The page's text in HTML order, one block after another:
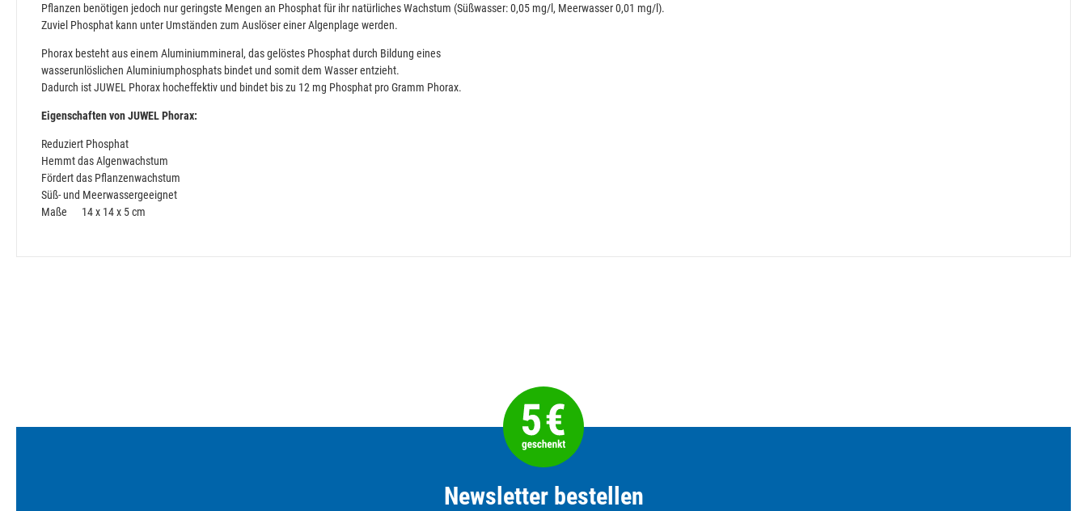
Pflanzen benötigen jedoch nur geringste Mengen an Phosphat für ihr natürliches Wachstum (Süßwasser: 0,05 mg/l, Meerwasser 0,01 mg/l).
Zuviel Phosphat kann unter Umständen zum Auslöser einer Algenplage werden.
Phorax besteht aus einem Aluminiummineral, das gelöstes Phosphat durch Bildung eines
wasserunlöslichen Aluminiumphosphats bindet und somit dem Wasser entzieht.
Dadurch ist JUWEL Phorax hocheffektiv und bindet bis zu 12 mg Phosphat pro Gramm Phorax.
Eigenschaften von JUWEL Phorax:
Reduziert Phosphat
Hemmt das Algenwachstum
Fördert das Pflanzenwachstum
Süß- und Meerwassergeeignet
Maße 14 x 14 x 5 cm
Newsletter bestellen